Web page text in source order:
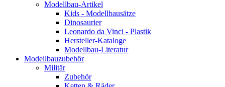
Modellbau-Artikel
Kids - Modellbausätze
Dinosaurier
Leonardo da Vinci - Plastik
Hersteller-Kataloge
Modellbau-Literatur
Modellbauzubehör
Militär
Zubehör